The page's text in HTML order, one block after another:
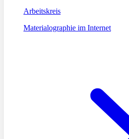
Arbeitskreis
Materialographie im Internet